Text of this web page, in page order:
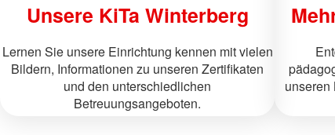
Unsere KiTa Winterberg
Lernen Sie unsere Einrichtung kennen mit vielen
Bildern, Informationen zu unseren Zertifikaten
und den unterschiedlichen
Betreuungsangeboten.
unseren